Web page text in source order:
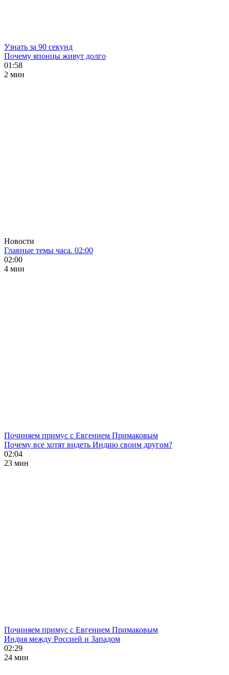
Узнать за 90 секунд
Почему японцы живут долго
01:58
2 мин
Новости
Главные темы часа. 02:00
02:00
4 мин
Починяем примус с Евгением Примаковым
Почему все хотят видеть Индию своим другом?
02:04
23 мин
Починяем примус с Евгением Примаковым
Индия между Россией и Западом
02:29
24 мин